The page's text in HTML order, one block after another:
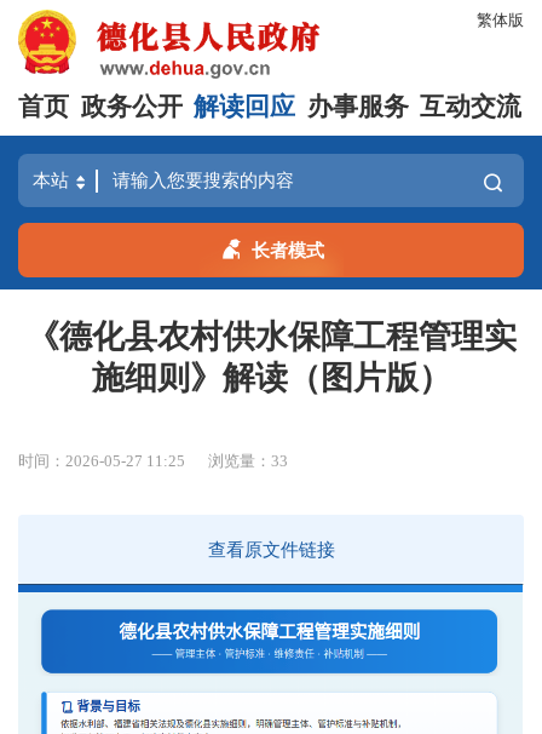
繁体版
首页 政务公开 解读回应 办事服务 互动交流
长者模式
《德化县农村供水保障工程管理实
施细则》解读（图片版）
时间：2026-05-27 11:25 浏览量：33
查看原文件链接